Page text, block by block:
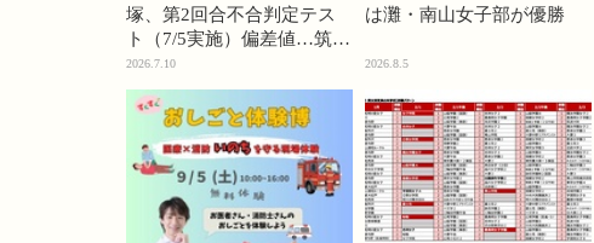
塚、第2回合不合判定テス
ト（7/5実施）偏差値…筑駒
74・桜蔭70＜PR＞
2026.7.10
は灘・南山女子部が優勝
2026.8.5